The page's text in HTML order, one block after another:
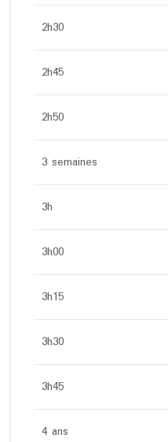
2h30
2h45
2h50
3 semaines
3h
3h00
3h15
3h30
3h45
4 ans